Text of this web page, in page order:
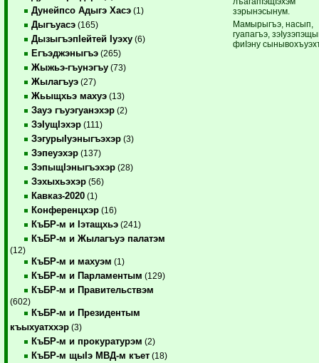
Дунейпсо Адыгэ Хасэ (1)
Дыгъуасэ (165)
ДызыгъэпIейтей Iуэху (6)
Егъэджэныгъэ (265)
Жыжьэ-гъунэгъу (73)
Жылагъуэ (27)
Жьыщхьэ махуэ (13)
Зауэ гъуэгуанэхэр (2)
ЗэIущIэхэр (111)
ЗэгурыIуэныгъэхэр (3)
Зэпеуэхэр (137)
ЗэпыщIэныгъэхэр (28)
Зэхыхьэхэр (56)
Кавказ-2020 (1)
Конференцхэр (16)
КъБР-м и Iэтащхьэ (241)
КъБР-м и Жылагъуэ палатэм
(12)
КъБР-м и махуэм (1)
КъБР-м и Парламентым (129)
КъБР-м и Правительствэм
(602)
КъБР-м и Президентым
къыхуатххэр (3)
КъБР-м и прокуратурэм (2)
КъБР-м щыIэ МВД-м къет (18)
зэрынэсынум.
Мамырыгъэ, насып,
гуапагъэ,
фиIэну